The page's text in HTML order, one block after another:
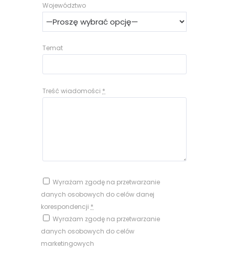
Województwo
Temat
Treść wiadomości *
Wyrażam zgodę na przetwarzanie
danych osobowych do celów danej
korespondencji *
Wyrażam zgodę na przetwarzanie
danych osobowych do celów
marketingowych